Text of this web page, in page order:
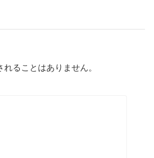
ることはありません。